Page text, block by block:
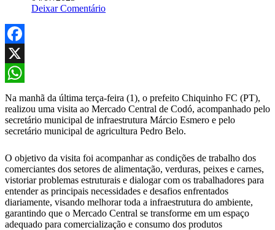
Deixar Comentário
Facebook
X
WhatsApp
Na manhã da última terça-feira (1), o prefeito Chiquinho FC (PT),
realizou uma visita ao Mercado Central de Codó, acompanhado pelo
secretário municipal de infraestrutura Márcio Esmero e pelo
secretário municipal de agricultura Pedro Belo.
O objetivo da visita foi acompanhar as condições de trabalho dos
comerciantes dos setores de alimentação, verduras, peixes e carnes,
vistoriar problemas estruturais e dialogar com os trabalhadores para
entender as principais necessidades e desafios enfrentados
diariamente, visando melhorar toda a infraestrutura do ambiente,
garantindo que o Mercado Central se transforme em um espaço
adequado para comercialização e consumo dos produtos